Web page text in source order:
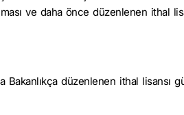
ve daha önce düzenlenen ithal
Bakanlıkça düzenlenen ithal